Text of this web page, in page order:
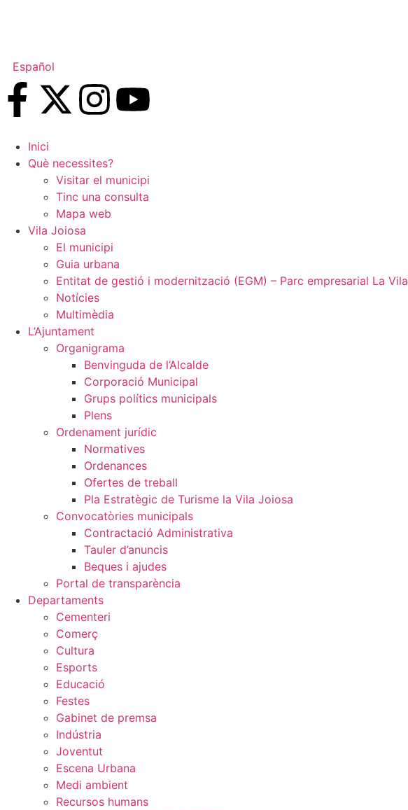
Español
Inici
Què necessites?
Visitar el municipi
Tinc una consulta
Mapa web
Vila Joiosa
El municipi
Guia urbana
Entitat de gestió i modernització (EGM) – Parc empresarial La Vila
Notícies
Multimèdia
L’Ajuntament
Organigrama
Benvinguda de l’Alcalde
Corporació Municipal
Grups polítics municipals
Plens
Ordenament jurídic
Normatives
Ordenances
Ofertes de treball
Pla Estratègic de Turisme la Vila Joiosa
Convocatòries municipals
Contractació Administrativa
Tauler d’anuncis
Beques i ajudes
Portal de transparència
Departaments
Cementeri
Comerç
Cultura
Esports
Educació
Festes
Gabinet de premsa
Indústria
Joventut
Escena Urbana
Medi ambient
Recursos humans